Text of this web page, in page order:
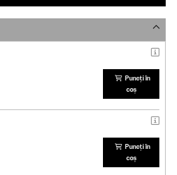
Puneți în
coș
Puneți în
coș